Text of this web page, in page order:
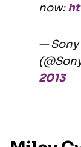
now:
— Sony
2013